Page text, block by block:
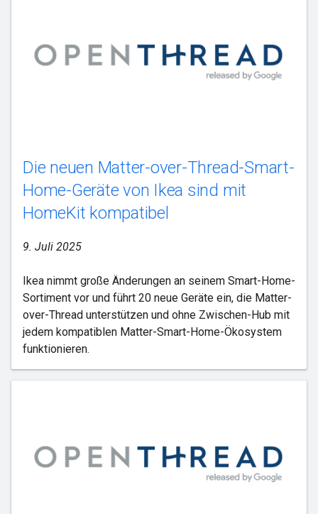
Die neuen Matter-over-Thread-Smart-
Home-Geräte von Ikea sind mit
HomeKit kompatibel
9. Juli 2025
Ikea nimmt große Änderungen an seinem Smart-Home-
Sortiment vor und führt 20 neue Geräte ein, die Matter-
over-Thread unterstützen und ohne Zwischen-Hub mit
jedem kompatiblen Matter-Smart-Home-Ökosystem
funktionieren.